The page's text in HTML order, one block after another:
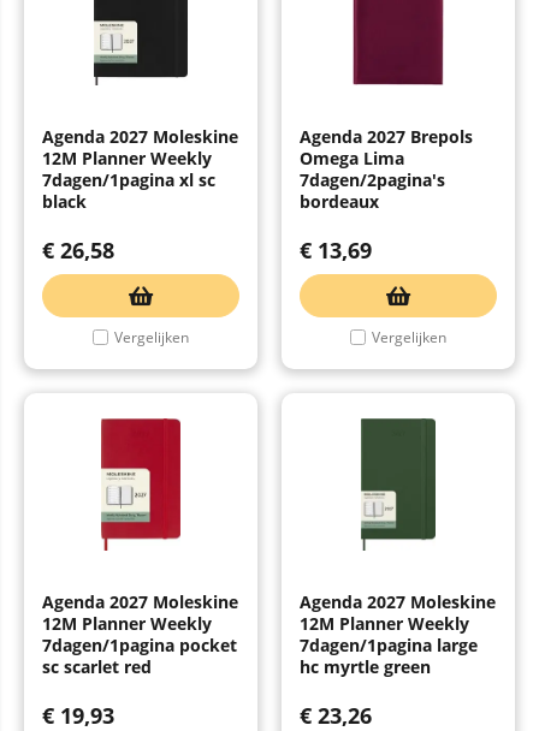
Agenda 2027 Moleskine
12M Planner Weekly
7dagen/1pagina xl sc
black
€ 26,58
Vergelijken
Agenda 2027 Brepols
Omega Lima
7dagen/2pagina's
bordeaux
€ 13,69
Vergelijken
Agenda 2027 Moleskine
12M Planner Weekly
7dagen/1pagina pocket
sc scarlet red
€ 19,93
Agenda 2027 Moleskine
12M Planner Weekly
7dagen/1pagina large
hc myrtle green
€ 23,26